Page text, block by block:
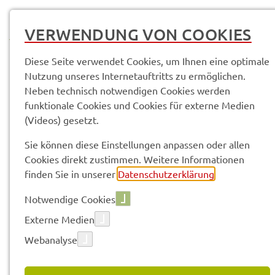
Service­leis­tun­gen & Infor­ma­tio­nen
Tier­hal­tung; Durch­füh­rung von Tier­schutz­kon­trol­len
Vorle­sen
TIER­HAL­TUNG; DURCH­FÜH­
RUNG VON TIER­SCHUTZ­KON­
TROL­LEN
VERWENDUNG VON COOKIES
Diese Seite verwendet Cookies, um Ihnen eine optimale
Nutzung unseres Internetauftritts zu ermöglichen.
Neben technisch notwendigen Cookies werden
funktionale Cookies und Cookies für externe Medien
(Videos) gesetzt.
Sie können diese Einstellungen anpassen oder allen
Cookies direkt zustimmen. Weitere Informationen
finden Sie in unserer Datenschutzerklärung
Notwendige Cookies
Externe Medien
Webanalyse